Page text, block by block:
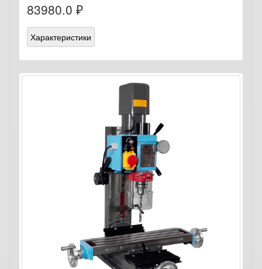
83980.0 ₽
Характеристики